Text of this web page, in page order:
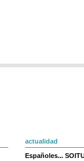
actualidad
Españoles...